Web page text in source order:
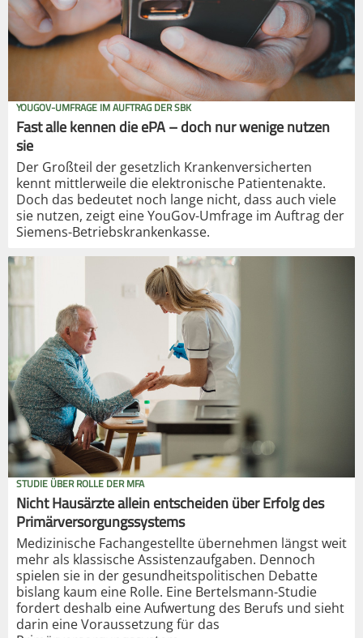
YOUGOV-UMFRAGE IM AUFTRAG DER SBK
Fast alle kennen die ePA – doch nur wenige nutzen
sie
Der Großteil der gesetzlich Krankenversicherten
kennt mittlerweile die elektronische Patientenakte.
Doch das bedeutet noch lange nicht, dass auch viele
sie nutzen, zeigt eine YouGov-Umfrage im Auftrag der
Siemens-Betriebskrankenkasse.
STUDIE ÜBER ROLLE DER MFA
Nicht Hausärzte allein entscheiden über Erfolg des
Primärversorgungssystems
Medizinische Fachangestellte übernehmen längst weit
mehr als klassische Assistenzaufgaben. Dennoch
spielen sie in der gesundheitspolitischen Debatte
bislang kaum eine Rolle. Eine Bertelsmann-Studie
fordert deshalb eine Aufwertung des Berufs und sieht
darin eine Voraussetzung für das